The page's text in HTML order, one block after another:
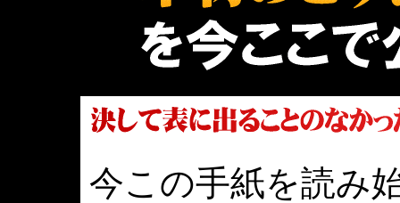
今この手紙を読み